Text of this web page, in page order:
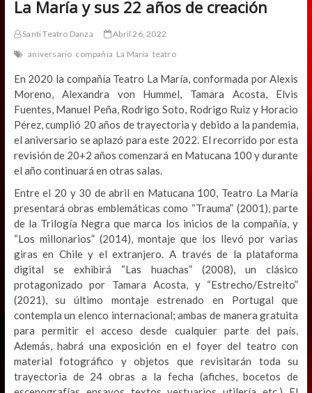
La María y sus 22 años de creación
Santi Teatro Danza
Abril 26, 2022
aniversario compañía La María teatro
En 2020 la compañía Teatro La María, conformada por Alexis
Moreno, Alexandra von Hummel, Tamara Acosta, Elvis
Fuentes, Manuel Peña, Rodrigo Soto, Rodrigo Ruiz y Horacio
Pérez, cumplió 20 años de trayectoria y debido a la pandemia,
el aniversario se aplazó para este 2022. El recorrido por esta
revisión de 20+2 años comenzará en Matucana 100 y durante
el año continuará en otras salas.
Entre el 20 y 30 de abril en Matucana 100, Teatro La María
presentará obras emblemáticas como “Trauma” (2001), parte
de la Trilogía Negra que marca los inicios de la compañía, y
“Los millonarios” (2014), montaje que los llevó por varias
giras en Chile y el extranjero. A través de la plataforma
digital se exhibirá “Las huachas” (2008), un clásico
protagonizado por Tamara Acosta, y “Estrecho/Estreito”
(2021), su último montaje estrenado en Portugal que
contempla un elenco internacional; ambas de manera gratuita
para permitir el acceso desde cualquier parte del país.
Además, habrá una exposición en el foyer del teatro con
material fotográfico y objetos que revisitarán toda su
trayectoria de 24 obras a la fecha (afiches, bocetos de